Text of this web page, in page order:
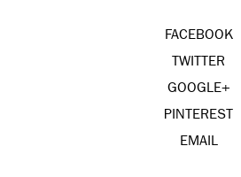
FACEBOOK
TWITTER
GOOGLE+
PINTEREST
EMAIL